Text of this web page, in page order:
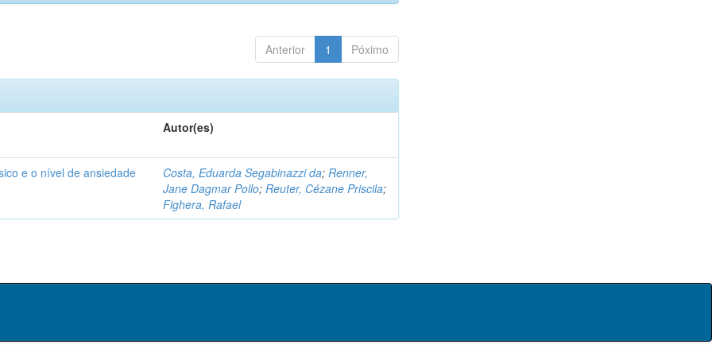
Anterior 1 Póximo
Autor(es)
e o nível de ansiedade Costa, Eduarda Segabinazzi da;Renner,
Jane Dagmar Pollo;Reuter, Cézane Priscila;
Fighera, Rafael